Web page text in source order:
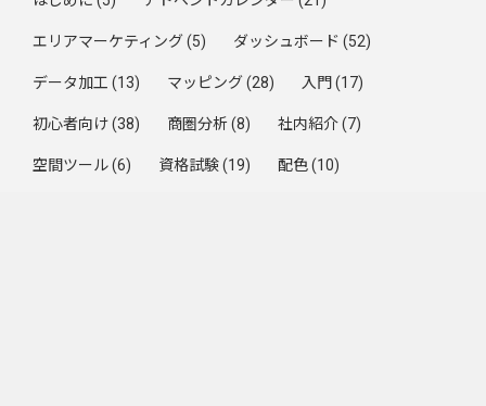
エリアマーケティング(5) ダッシュボード (52)
データ加工 (13) マッピング(28) 入門 (17)
初心者向け(38) 商圏分析(8) 社内紹介(7)
空間ツール(6) 資格試験(19) 配色(10)